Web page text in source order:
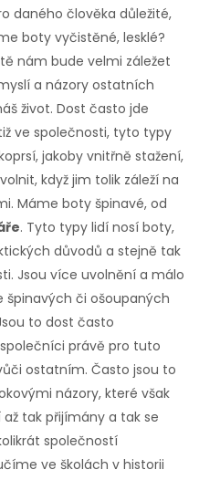
daného člověka důležité,
boty vyčistěné, lesklé?
nám bude velmi záležet
a názory ostatních
život. Dost často jde
ve společnosti, tyto typy
jakoby vnitřně stažení,
když jim tolik záleží na
Máme boty špinavé, od
. Tyto typy lidí nosí boty,
důvodů a stejně tak
Jsou více uvolnění a málo
špinavých či ošoupaných
to dost často
právě pro tuto
ostatním. Často jsou to
názory, které však
tak přijímány a tak se
společností
ve školách v historii